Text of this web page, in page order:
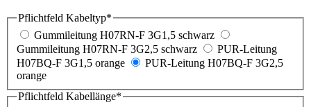
Pflichtfeld Kabeltyp*
Gummileitung H07RN-F 3G1,5 schwarz
Gummileitung H07RN-F 3G2,5 schwarz
PUR-Leitung
H07BQ-F 3G1,5 orange
PUR-Leitung H07BQ-F 3G2,5
orange
Pflichtfeld Kabellänge*